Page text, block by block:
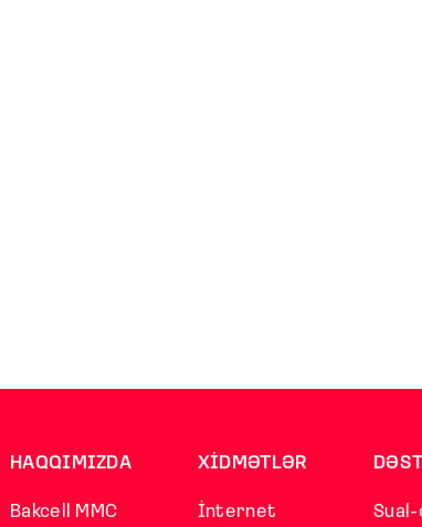
HAQQIMIZDA
Bakcell MMC
XİDMƏTLƏR
İnternet